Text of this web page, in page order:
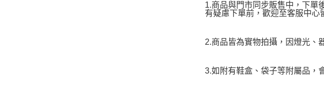
1.商品與門市同步販售中，下單
有疑慮下單前，歡迎至客服中心
2.商品皆為實物拍攝，因燈光、
3.如附有鞋盒、袋子等附屬品，